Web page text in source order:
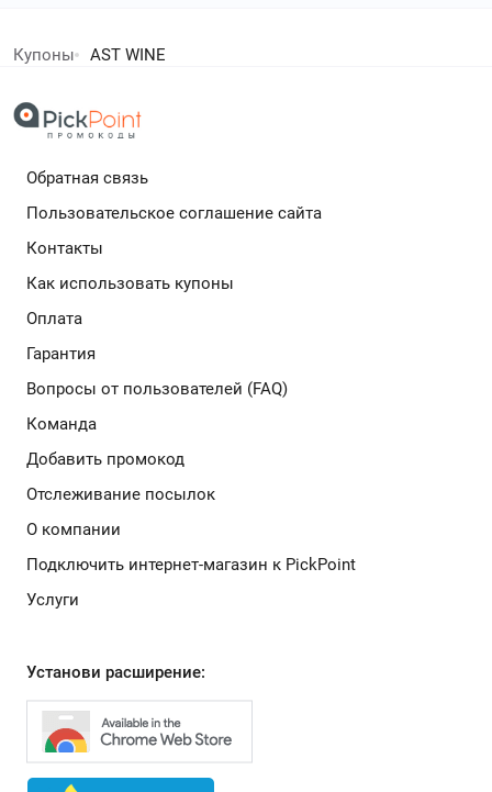
пространства, ремонта и сделать свой дом местом,
Купоны AST WINE
Обратная связь
Пользовательское соглашение сайта
Контакты
Как использовать купоны
Оплата
Гарантия
Вопросы от пользователей (FAQ)
Команда
Добавить промокод
Отслеживание посылок
О компании
Подключить интернет-магазин к PickPoint
Услуги
Установи расширение: